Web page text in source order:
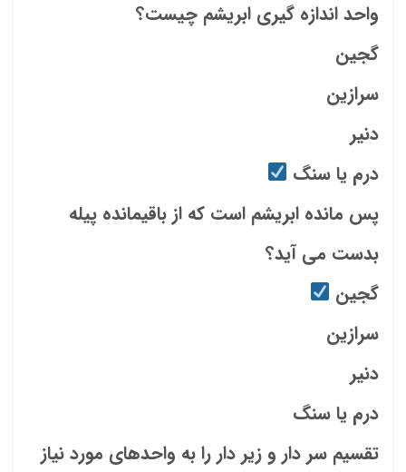
واحد اندازه گیری ابریشم چیست؟
گجین
سرازین
دنیر
درم یا سنگ
پس مانده ابریشم است که از باقیمانده پیله
بدست می آید؟
گجین
سرازین
دنیر
درم یا سنگ
تقسیم سر دار و زیر دار را به واحدهای مورد نیاز